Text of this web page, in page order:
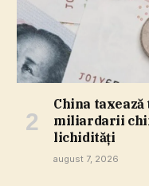
China
miliardarii
lichidităţi
august 7, 2026